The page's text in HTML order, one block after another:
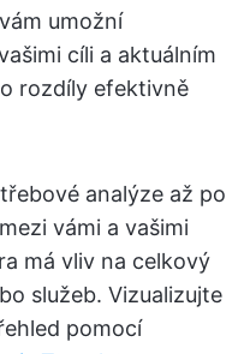
umožní
cíli a aktuálním
rozdíly efektivně
analýze až po
vámi a vašimi
má vliv na celkový
služeb. Vizualizujte
pomocí